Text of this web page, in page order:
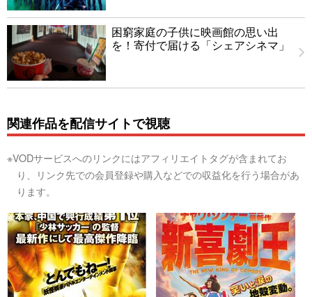
困窮家庭の子供に映画館の思い出
を！寄付で届ける「シェアシネマ」
関連作品を配信サイトで視聴
※VODサービスへのリンクにはアフィリエイトタグが含まれてお
り、リンク先での会員登録や購入などでの収益化を行う場合があ
ります。